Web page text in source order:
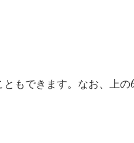
もできます。なお、上の